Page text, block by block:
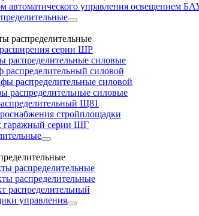
автоматического управления освещением
распределительные
серии ШР
силовые
силовой
распределительные силовой
силовые
Щ81
стройплощадки
серии ЩГ
распределительные
распределительные
распределительный
управления